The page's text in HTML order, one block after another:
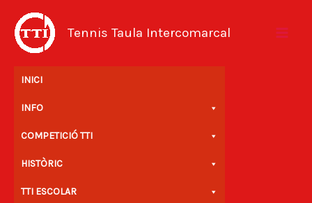
contingut
Tennis Taula Intercomarcal
INICI
INFO
COMPETICIÓ TTI
HISTÒRIC
TTI ESCOLAR